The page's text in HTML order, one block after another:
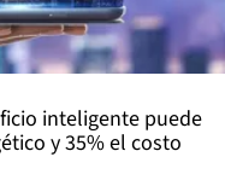
inteligente puede
y 35% el costo